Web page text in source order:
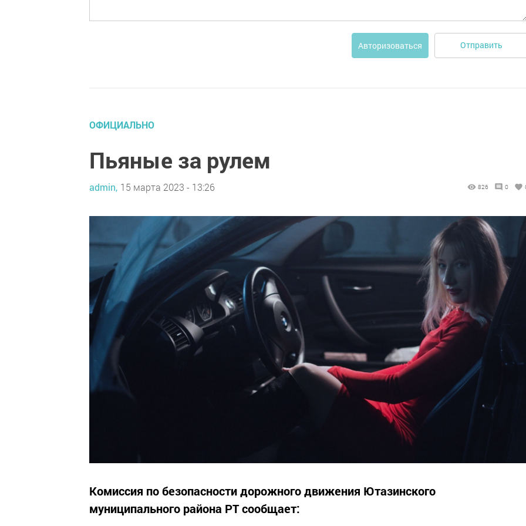
Авторизоваться Отправить
ОФИЦИАЛЬНО
Пьяные за рулем
admin, 15 марта 2023 - 13:26 826 0
Комиссия по безопасности дорожного движения Ютазинского
муниципального района РТ сообщает: